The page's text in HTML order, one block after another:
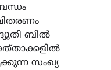
ബിൽ
സംഖ്യ